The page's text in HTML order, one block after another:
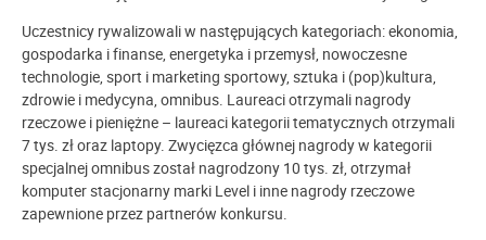
Uczestnicy rywalizowali w następujących kategoriach: ekonomia,
gospodarka i finanse, energetyka i przemysł, nowoczesne
technologie, sport i marketing sportowy, sztuka i (pop)kultura,
zdrowie i medycyna, omnibus. Laureaci otrzymali nagrody
rzeczowe i pieniężne – laureaci kategorii tematycznych otrzymali
7 tys. zł oraz laptopy. Zwycięzca głównej nagrody w kategorii
specjalnej omnibus został nagrodzony 10 tys. zł, otrzymał
komputer stacjonarny marki Level i inne nagrody rzeczowe
zapewnione przez partnerów konkursu.